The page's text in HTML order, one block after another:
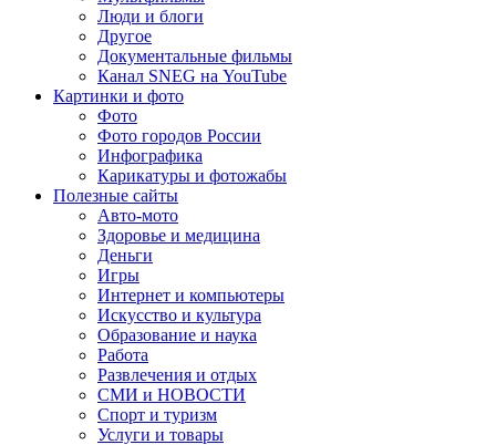
Люди и блоги
Другое
Документальные фильмы
Канал SNEG на YouTube
Картинки и фото
Фото
Фото городов России
Инфографика
Карикатуры и фотожабы
Полезные сайты
Авто-мото
Здоровье и медицина
Деньги
Игры
Интернет и компьютеры
Искусство и культура
Образование и наука
Работа
Развлечения и отдых
СМИ и НОВОСТИ
Спорт и туризм
Услуги и товары